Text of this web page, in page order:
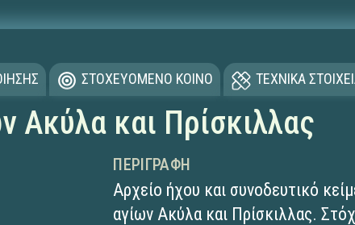
ΣΤΟΧΕΥΟΜΕΝΟ ΚΟΙΝΟ ΤΕΧΝΙΚΑ
Ακύλα και Πρίσκιλλας
ΠΕΡΙΓΡΑΦΉ
Αρχείο ήχου και συνοδευτικό
αγίων Ακύλα και Πρίσκιλλας.